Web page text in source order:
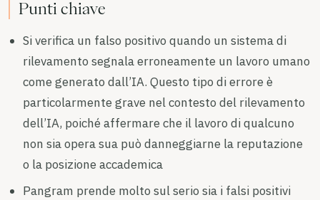
Punti chiave
Si verifica un falso positivo quando un sistema di
rilevamento segnala erroneamente un lavoro umano
come generato dall’IA. Questo tipo di errore è
particolarmente grave nel contesto del rilevamento
dell’IA, poiché affermare che il lavoro di qualcuno
non sia opera sua può danneggiarne la reputazione
o la posizione accademica
Pangram prende molto sul serio sia i falsi positivi